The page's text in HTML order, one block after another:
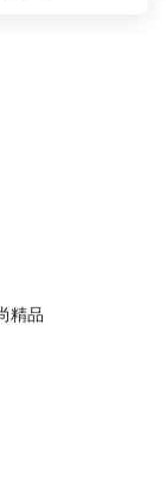
精品